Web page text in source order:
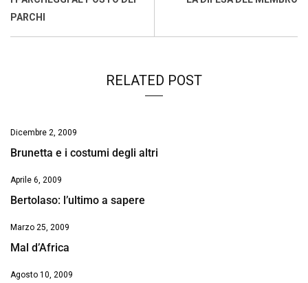
o
PARCHI
RELATED POST
Dicembre 2, 2009
Brunetta e i costumi degli altri
Aprile 6, 2009
Bertolaso: l’ultimo a sapere
Marzo 25, 2009
Mal d’Africa
Agosto 10, 2009